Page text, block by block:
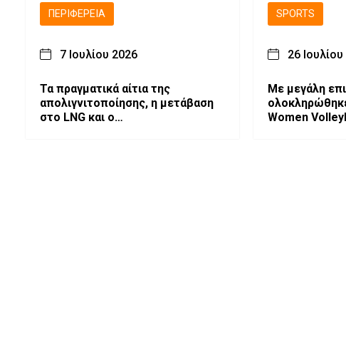
ΠΕΡΙΦΈΡΕΙΑ
7 Ιουλίου 2026
Τα πραγματικά αίτια της
απολιγνιτοποίησης, η μετάβαση
στο LNG και ο
SPORTS
26
Με μεγάλη
Women